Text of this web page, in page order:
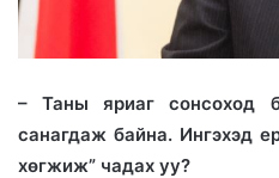
– Таны яриаг сонсоход
санагдаж байна. Ингэхэд
хөгжиж” чадах уу?